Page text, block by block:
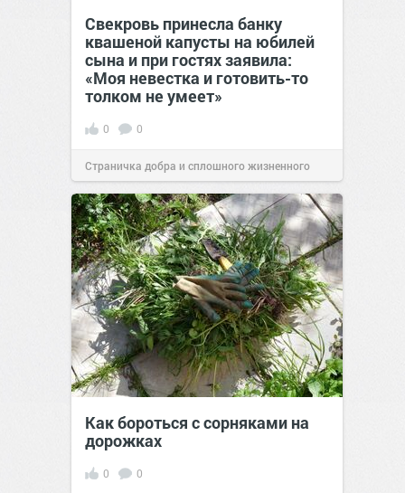
Свекровь принесла банку
квашеной капусты на юбилей
сына и при гостях заявила:
«Моя невестка и готовить-то
толком не умеет»
0 0
Страничка добра и сплошного жизненного
позитива!00:2807 авг 2026
Как бороться с сорняками на
дорожках
0 0